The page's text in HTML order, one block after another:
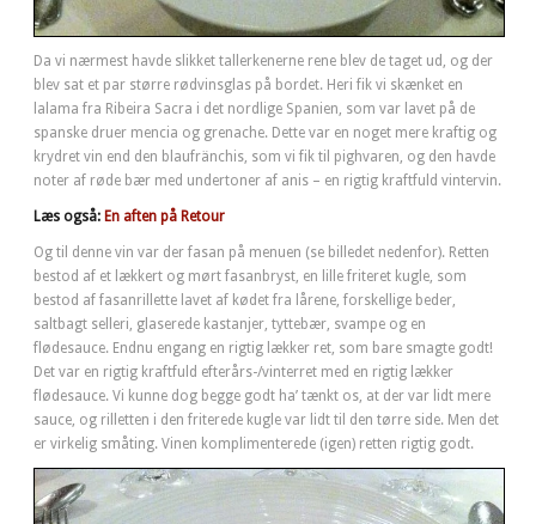
Da vi nærmest havde slikket tallerkenerne rene blev de taget ud, og der
blev sat et par større rødvinsglas på bordet. Heri fik vi skænket en
lalama fra Ribeira Sacra i det nordlige Spanien, som var lavet på de
spanske druer mencia og grenache. Dette var en noget mere kraftig og
krydret vin end den blaufränchis, som vi fik til pighvaren, og den havde
noter af røde bær med undertoner af anis – en rigtig kraftfuld vintervin.
Læs også: En aften på Retour
Og til denne vin var der fasan på menuen (se billedet nedenfor). Retten
bestod af et lækkert og mørt fasanbryst, en lille friteret kugle, som
bestod af fasanrillette lavet af kødet fra lårene, forskellige beder,
saltbagt selleri, glaserede kastanjer, tyttebær, svampe og en
flødesauce. Endnu engang en rigtig lækker ret, som bare smagte godt!
Det var en rigtig kraftfuld efterårs-/vinterret med en rigtig lækker
flødesauce. Vi kunne dog begge godt ha’ tænkt os, at der var lidt mere
sauce, og rilletten i den friterede kugle var lidt til den tørre side. Men det
er virkelig småting. Vinen komplimenterede (igen) retten rigtig godt.